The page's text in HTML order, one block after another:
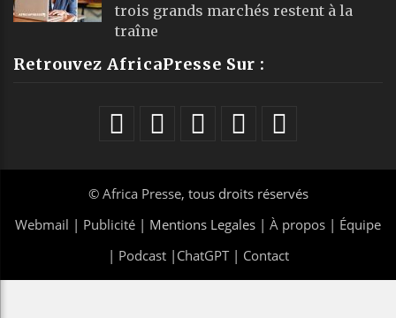
trois grands marchés restent à la
traîne
Retrouvez AfricaPresse Sur :
© Africa Presse, tous droits réservés
Webmail | Publicité | Mentions Legales | À propos | Équipe
| Podcast| ChatGPT| Contact